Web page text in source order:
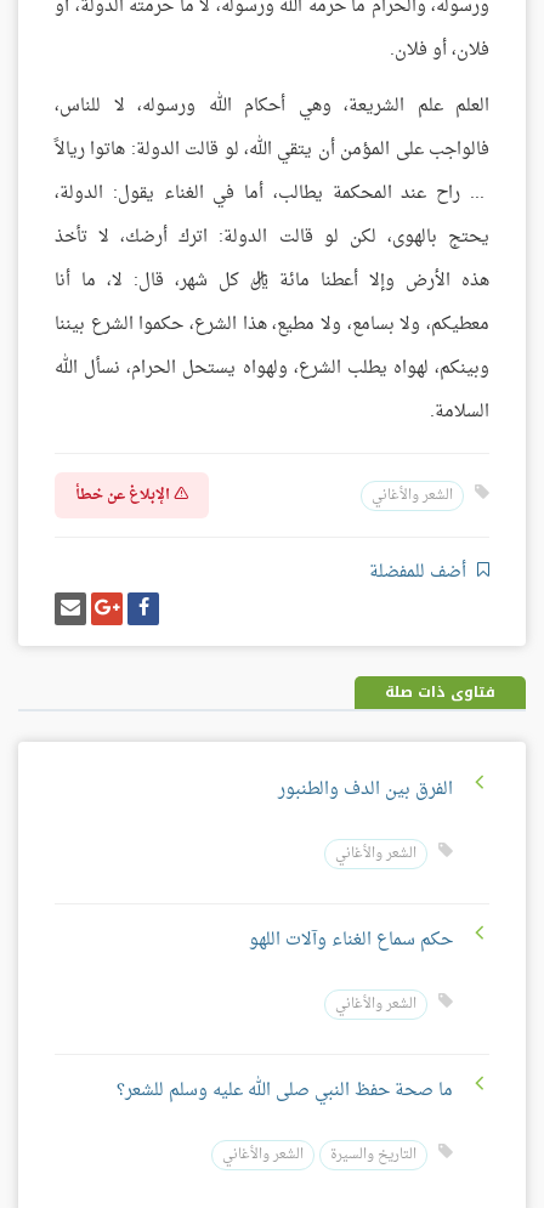
ورسوله، والحرام ما حرمه الله ورسوله، لا ما حرمته الدولة، أو
فلان، أو فلان.
العلم علم الشريعة، وهي أحكام الله ورسوله، لا للناس،
فالواجب على المؤمن أن يتقي الله، لو قالت الدولة: هاتوا ريالاً
... راح عند المحكمة يطالب، أما في الغناء يقول: الدولة،
يحتج بالهوى، لكن لو قالت الدولة: اترك أرضك، لا تأخذ
هذه الأرض وإلا أعطنا مائة ريال كل شهر، قال: لا، ما أنا
معطيكم، ولا بسامع، ولا مطيع، هذا الشرع، حكموا الشرع بيننا
وبينكم، لهواه يطلب الشرع، ولهواه يستحل الحرام، نسأل الله
السلامة.
الشعر والأغاني الإبلاغ عن خطأ
أضف للمفضلة
شارك
على
فيسبوك
شارك
على
غوغل
بلس
إرسل
إيميل
فتاوى ذات صلة
الفرق بين الدف والطنبور
الشعر والأغاني
حكم سماع الغناء وآلات اللهو
الشعر والأغاني
ما صحة حفظ النبي صلى الله عليه وسلم للشعر؟
التاريخ والسيرة الشعر والأغاني